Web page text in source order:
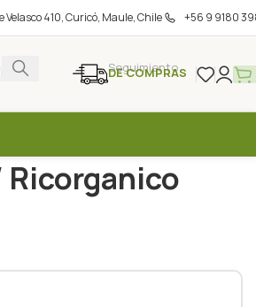
Velasco 410, Curicó, Maule, Chile +56 9 9180
Seguimiento
DE COMPRAS
Ricorganico